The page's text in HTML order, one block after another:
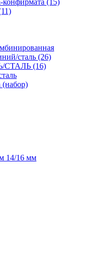
конфирмата (15)
сталь (26)
СТАЛЬ (16)
(набор)
14/16 мм